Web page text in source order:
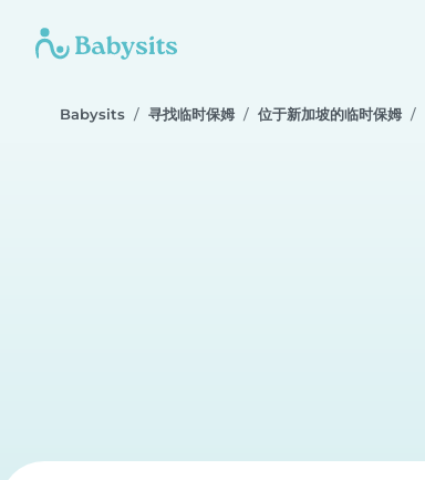
Babysits 寻找临时保姆 位于新加坡的临时保姆